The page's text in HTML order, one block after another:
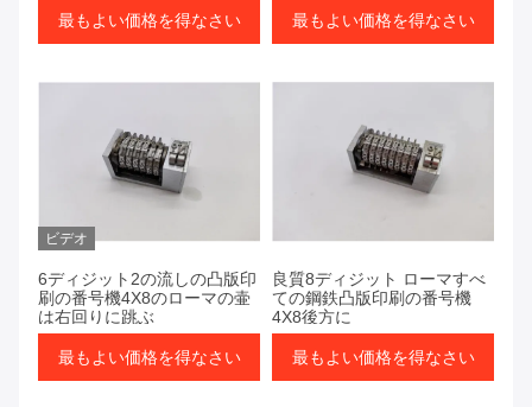
最もよい価格を得なさい 最もよい価格を得なさい
ビデオ
6ディジット2の流しの凸版印
刷の番号機4X8のローマの壷
は右回りに跳ぶ
最もよい価格を得なさい
良質8ディジット ローマすべ
ての鋼鉄凸版印刷の番号機
4X8後方に
最もよい価格を得なさい